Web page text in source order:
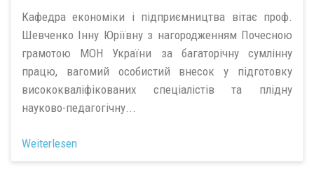
Кафедра економіки і підприємництва вітає проф.
Шевченко Інну Юріївну з нагородженням Почесною
грамотою МОН України за багаторічну сумлінну
працю, вагомий особистий внесок у підготовку
висококваліфікованих спеціалістів та плідну
науково-педагогічну...
Weiterlesen